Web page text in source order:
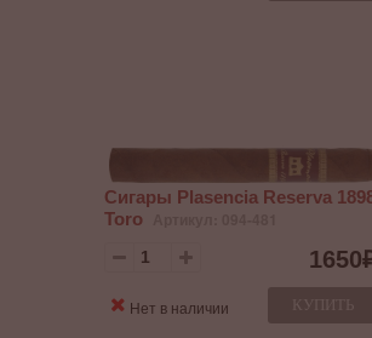
Сигары Plasencia Reserva
Toro
1650
КУПИТЬ
Нет в наличии